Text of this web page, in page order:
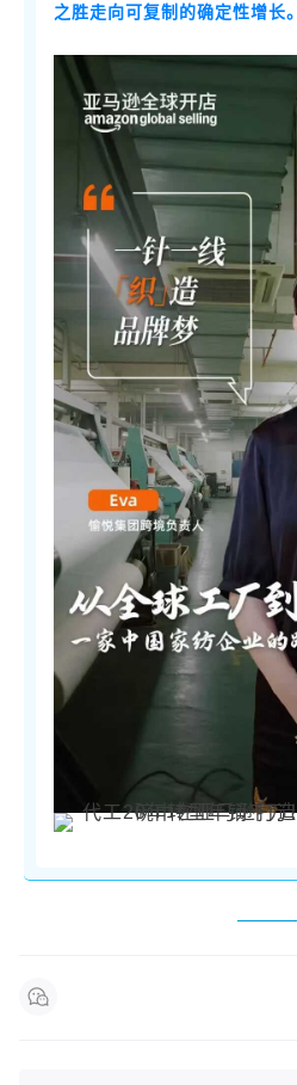
之胜走向可复制的确定性增长。